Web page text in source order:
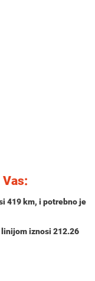
419 km, i potrebno je
linijom iznosi 212.26